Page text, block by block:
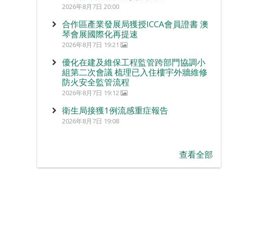
2026年8月7日 20:00
合作區產業發展局獲授ICCA會員證書 澳
琴會展國際化再提速
2026年8月7日 19:21
優化在建及維保工程監管跨部門協調小
組第二次會議 梳理已入住樓宇外牆維修
防火安全監管流程
2026年8月7日 19:12
衛生局接獲1例流感重症報告
2026年8月7日 19:08
查看全部